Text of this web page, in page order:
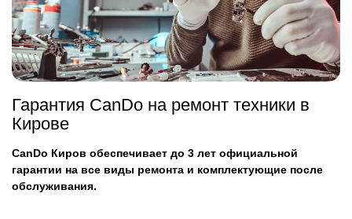
Гарантия CanDo на ремонт техники в
Кирове
CanDo Киров обеспечивает до 3 лет официальной
гарантии на все виды ремонта и комплектующие после
обслуживания.